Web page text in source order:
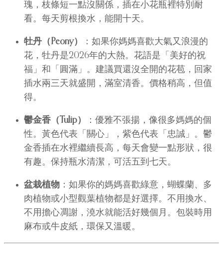
瑰，枝條短一點沒關係，插在小花瓶裡特別耐
看。每天剪根換水，能開十天。
牡丹（Peony）
：如果你媽媽喜歡大氣又浪漫的
花，牡丹是2026年的大熱。花語是「美好的祝
福」和「圓滿」。建議買還沒全開的花苞，回家
插水兩三天就盛開，滿室清香。價格稍高，但值
得。
鬱金香（Tulip）
：優雅不張揚，像很多媽媽的個
性。黃色代表「關心」，紫色代表「忠誠」。鬱
金香插在水裡繼續長高，每天會變一點形狀，很
有趣。保持瓶水清潔，可活五到七天。
盆栽植物 ：如果你的媽媽喜歡綠意，蝴蝶蘭、多
肉植物或小型觀葉植物都是好選擇。不用換水、
不用擔心凋謝，澆水就能活好幾個月。包裝時用
麻布或牛皮紙，環保又溫暖。